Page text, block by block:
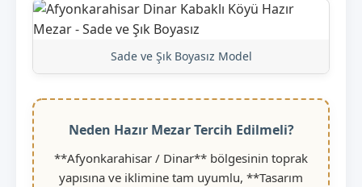
Sade ve Şık Boyasız Model
Neden Hazır Mezar Tercih Edilmeli?
**Afyonkarahisar / Dinar** bölgesinin toprak
yapısına ve iklimine tam uyumlu, **Tasarım